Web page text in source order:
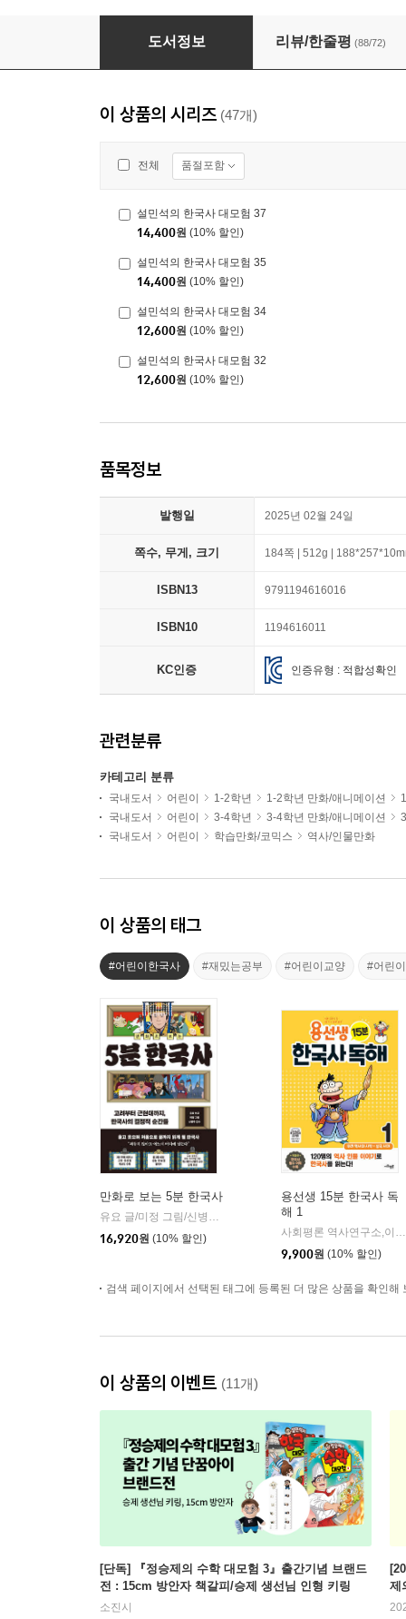
설민석의 한국사 대모험 32
도서정보 리뷰/한줄평 (88/72)
이 상품의 시리즈 (47개)
전체 품절포함
설민석의 한국사 대모험 37
14,400원 (10% 할인)
설민석의 한국사 대모험 35
14,400원 (10% 할인)
설민석의 한국사 대모험 34
12,600원 (10% 할인)
설민석의 한국사 대모험 32
12,600원 (10% 할인)
품목정보
발행일 2025년 02월 24일
쪽수, 무게, 크기 184쪽 | 512g |
ISBN13 9791194616016
ISBN10 1194616011
KC인증 인증유형 : 적합성확인
관련분류
카테고리 분류
국내도서 어린이 1-2학년 1-2학년 만화/애니메이션
국내도서
어린이 3-4학년 3-4학년 만화/애니메이션
국내도서
어린이 학습만화/코믹스 역사/인물만화
이 상품의 태그
#어린이한국사 #재밌는공부 #어린이교양 #어린
만화로 보는 5분 한국사
유요 글/미정 그림/신병주 감수
빅피시
16,920원 (10% 할인)
용선생 15분 한국사 독
해 1
사회평론 역사연구소,이지혜,김미성,정지은 글/정숭교 감수/뭉선생,윤효식,김지희,이우일 그림
9,900원 (10% 할인)
검색 페이지에서 선택된 태그에 등록된 더 많은 상품을 확인해
이 상품의 이벤트 (11개)
[단독] 『정승제의 수학 대모험 3』출간기념 브랜드
전 : 15cm 방안자 책갈피/승제 생선님 인형 키링
소진시
제